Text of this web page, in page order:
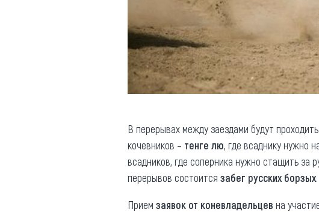
В перерывах между заездами будут проходить
кочевников – тенге лю, где всаднику нужно
всадников, где соперника нужно стащить за
перерывов состоится забег русских борзых.
Прием заявок от коневладельцев на